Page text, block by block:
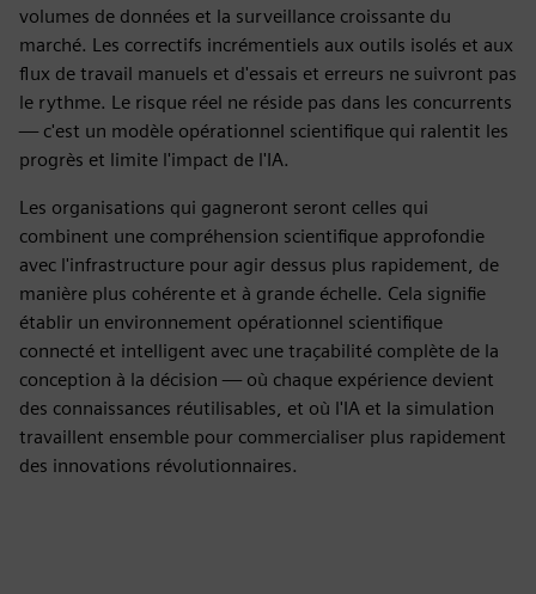
volumes de données et la surveillance croissante du
marché. Les correctifs incrémentiels aux outils isolés et aux
flux de travail manuels et d'essais et erreurs ne suivront pas
le rythme. Le risque réel ne réside pas dans les concurrents
— c'est un modèle opérationnel scientifique qui ralentit les
progrès et limite l'impact de l'IA.
Les organisations qui gagneront seront celles qui
combinent une compréhension scientifique approfondie
avec l'infrastructure pour agir dessus plus rapidement, de
manière plus cohérente et à grande échelle. Cela signifie
établir un environnement opérationnel scientifique
connecté et intelligent avec une traçabilité complète de la
conception à la décision — où chaque expérience devient
des connaissances réutilisables, et où l'IA et la simulation
travaillent ensemble pour commercialiser plus rapidement
des innovations révolutionnaires.